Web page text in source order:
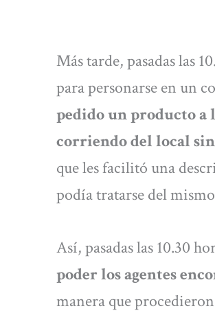
Más tarde, pasadas las
para personarse en un
pedido un producto a
corriendo del local
que les facilitó una
podía tratarse del
Así, pasadas las 10.30
poder los agentes
manera que